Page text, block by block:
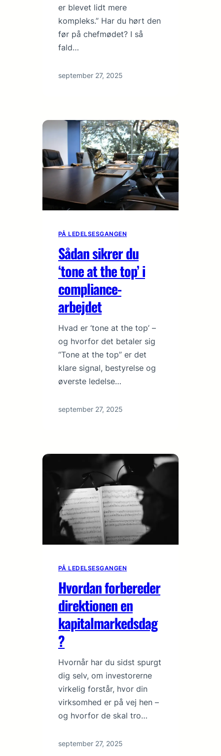
er blevet lidt mere
kompleks.” Har du hørt den
før på chefmødet? I så
fald…
september 27, 2025
PÅ LEDELSESGANGEN
Sådan sikrer du
‘tone at the top’ i
compliance-
arbejdet
Hvad er ‘tone at the top’ –
og hvorfor det betaler sig
“Tone at the top” er det
klare signal, bestyrelse og
øverste ledelse…
september 27, 2025
PÅ LEDELSESGANGEN
Hvordan forbereder
direktionen en
kapitalmarkedsdag
?
Hvornår har du sidst spurgt
dig selv, om investorerne
virkelig forstår, hvor din
virksomhed er på vej hen –
og hvorfor de skal tro…
september 27, 2025